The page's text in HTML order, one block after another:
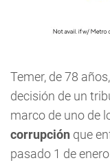
Temer, de 78
decisión de un
marco de uno de
corrupción que
pasado 1 de